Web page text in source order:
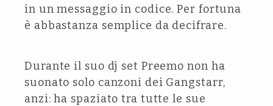
in un messaggio in codice. Per fortuna
è abbastanza semplice da decifrare.
Durante il suo dj set Preemo non ha
suonato solo canzoni dei Gangstarr,
anzi: ha spaziato tra tutte le sue